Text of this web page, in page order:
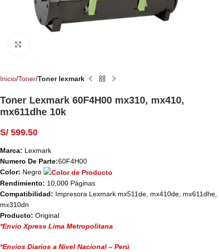
Inicio Toner Toner lexmark
Toner Lexmark 60F4H00 mx310, mx410,
mx611dhe 10k
S/ 599.50
Marca: Lexmark
Numero De Parte:60F4H00
Color: Negro
Rendimiento: 10,000 Páginas
Compatibilidad: Impresora Lexmark mx511de, mx410de, mx611dhe,
mx310dn
Producto: Original
*Envio Xpress Lima Metropolitana
*Envios Diarios a Nivel Nacional – Perú